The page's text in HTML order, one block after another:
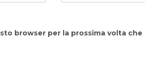
browser per la prossima volta che